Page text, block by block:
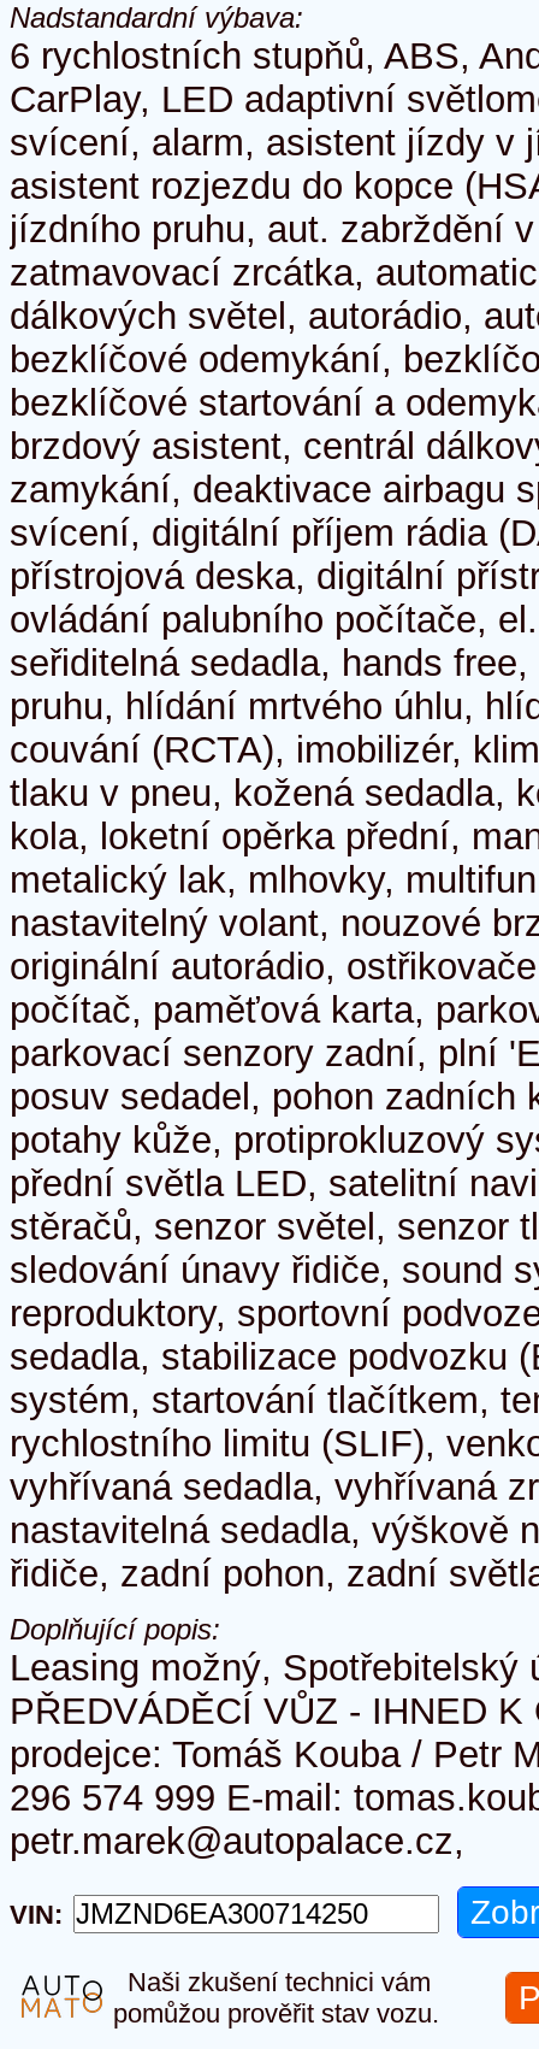
Nadstandardní výbava:
6 rychlostních stupňů, ABS,
CarPlay, LED adaptivní
svícení, alarm, asistent jízdy v
asistent rozjezdu do kopce
jízdního pruhu, aut. zabrždění
zatmavovací zrcátka,
dálkových světel, autorádio,
bezklíčové odemykání,
bezklíčové startování a
brzdový asistent, centrál
zamykání, deaktivace airbagu
svícení, digitální příjem rádia
přístrojová deska, digitální
ovládání palubního počítače,
seřiditelná sedadla, hands
pruhu, hlídání mrtvého úhlu,
couvání (RCTA), imobilizér,
tlaku v pneu, kožená sedadla,
kola, loketní opěrka přední,
metalický lak, mlhovky,
nastavitelný volant, nouzové
originální autorádio,
počítač, paměťová karta,
parkovací senzory zadní, plní
posuv sedadel, pohon zadních
potahy kůže, protiprokluzový
přední světla LED, satelitní
stěračů, senzor světel, senzor
sledování únavy řidiče, sound
reproduktory, sportovní
sedadla, stabilizace podvozku
systém, startování tlačítkem,
rychlostního limitu (SLIF),
vyhřívaná sedadla, vyhřívaná
nastavitelná sedadla, výškově
řidiče, zadní pohon, zadní
Doplňující popis:
Leasing možný, Spotřebitelský
PŘEDVÁDĚCÍ VŮZ - IHNED
prodejce: Tomáš Kouba / Petr
296 574 999 E-mail:
petr.marek@autopalace.cz,
VIN:
Naši zkušení technici vám
pomůžou prověřit stav vozu.